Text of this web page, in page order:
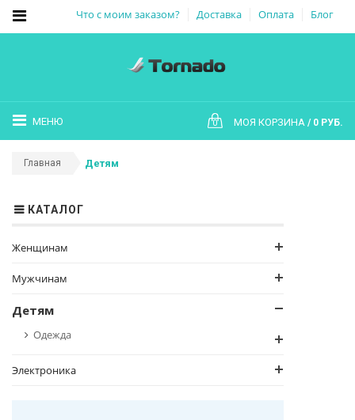
Что с моим заказом? Доставка Оплата Блог
МЕНЮ 0 МОЯ КОРЗИНА 0 РУБ.
Главная Детям
КАТАЛОГ
Женщинам
Мужчинам
Детям
Одежда
Электроника